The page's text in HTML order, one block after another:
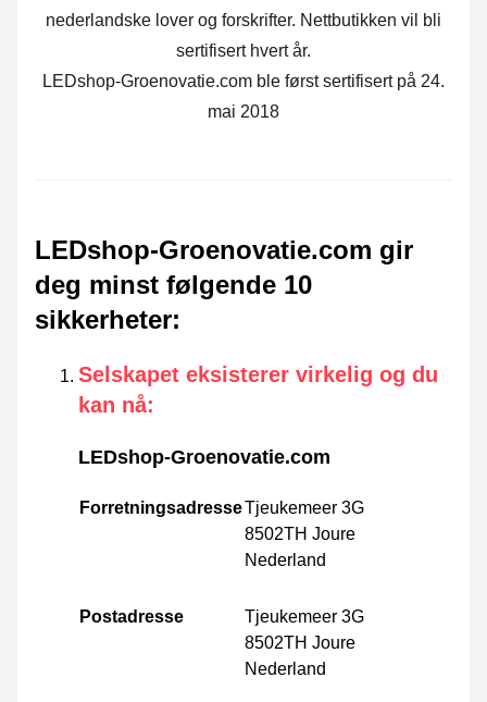
nederlandske lover og forskrifter. Nettbutikken vil bli
sertifisert hvert år.
LEDshop-Groenovatie.com ble først sertifisert på 24.
mai 2018
LEDshop-Groenovatie.com gir
deg minst følgende 10
sikkerheter:
Selskapet eksisterer virkelig og du
kan nå:
LEDshop-Groenovatie.com
ForretningsadresseTjeukemeer 3G
8502TH Joure
Nederland
Postadresse
Tjeukemeer 3G
8502TH Joure
Nederland